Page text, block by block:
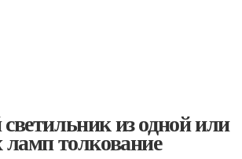
из одной или
ламп толкование